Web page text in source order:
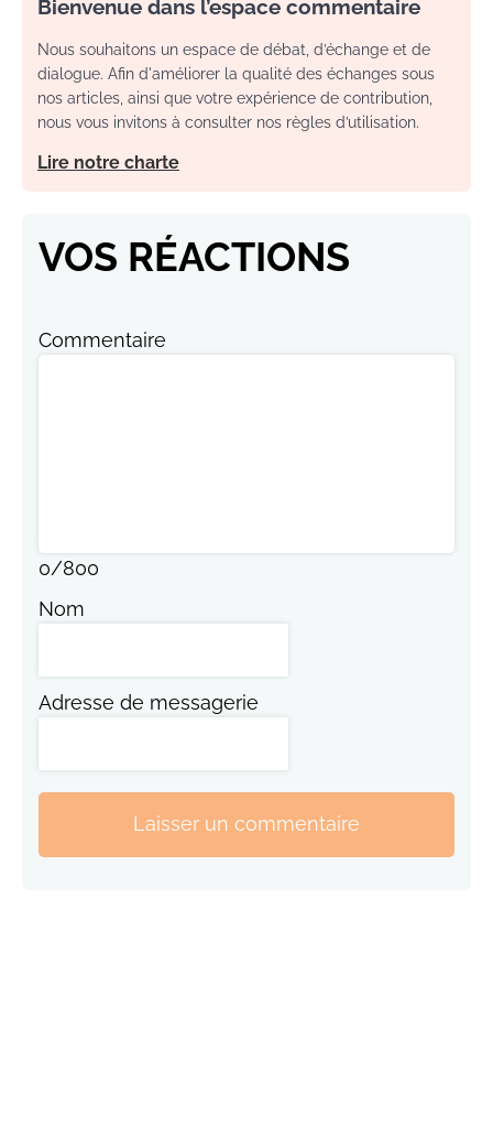
Bienvenue dans l’espace commentaire
Nous souhaitons un espace de débat, d’échange et de
dialogue. Afin d'améliorer la qualité des échanges sous
nos articles, ainsi que votre expérience de contribution,
nous vous invitons à consulter nos règles d’utilisation.
Lire notre charte
VOS RÉACTIONS
Commentaire
0/800
Nom
Adresse de messagerie
Laisser un commentaire